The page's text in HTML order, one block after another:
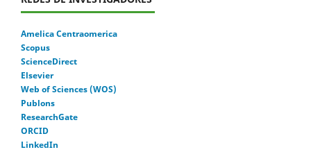
Amelica Centraomerica
Scopus
ScienceDirect
Elsevier
Web of Sciences (WOS)
Publons
ResearchGate
ORCID
LinkedIn